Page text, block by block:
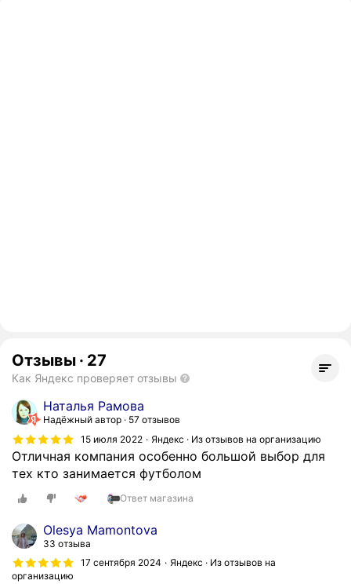
Отзывы · 27
Как Яндекс проверяет отзывы
Наталья Рамова
Надёжный автор
57 отзывов
15 июля 2022
Яндекс · Из отзывов на организацию
Отличная компания особенно большой выбор для
тех кто занимается футболом
Ответ магазина
Olesya Mamontova
33 отзыва
17 сентября 2024
Яндекс · Из отзывов на
организацию